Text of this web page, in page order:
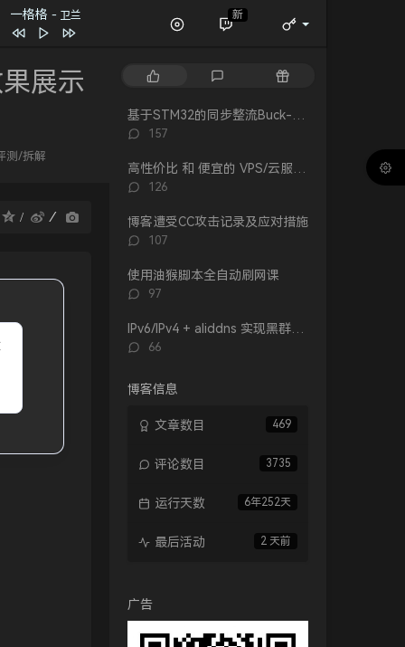
一格格 - 卫兰
春夏秋冬
张国荣
万水千山纵横
周柏豪
张国荣
吴雨霏 / 周柏豪
陈奕迅 / eason and the duo band
目前 洪卓立
新
展示
测/拆解
文
章
评
随
评
数：
157
评
数：
126
博客遭受CC攻击记录及应对措施
评
数：
107
使用油猴脚本全自动刷网课
评
数：
97
评
66
博客信息
469
文章数目
3735
评论数目
6年252天
运行天数
2 天前
最后活动
广告